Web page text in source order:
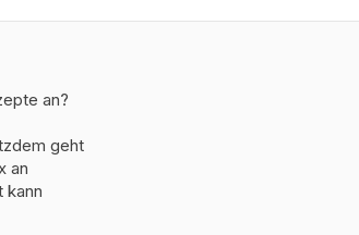
an?
geht
an
kann